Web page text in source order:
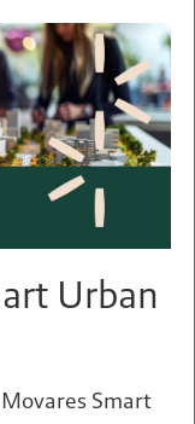
de Van
Urban
Smart